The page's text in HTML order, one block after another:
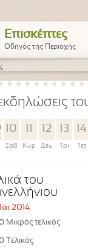
Επισκέπτες
Οδηγός της Περιοχής
εκδηλώσεις
10
Σαβ Κυρ
12
Δευ
13
Τρι
14
Τετ
του
2014
Μικρός τελικός
Τελικός